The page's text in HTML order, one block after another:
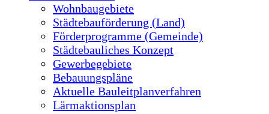
Wohnbaugebiete
Städtebauförderung (Land)
Förderprogramme (Gemeinde)
Städtebauliches Konzept
Gewerbegebiete
Bebauungspläne
Aktuelle Bauleitplanverfahren
Lärmaktionsplan